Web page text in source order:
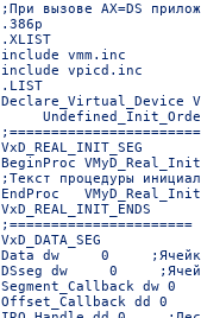
;При вызове AX=DS
.386p
.XLIST
include vmm.inc
include vpicd.inc
.LIST
Declare_Virtual_Device
VxD_REAL_INIT_SEG
BeginProc
;Текст процедуры
EndProc
VxD_REAL_INIT_ENDS
VxD_DATA_SEG
Data dw     0
DSseg dw     0
Segment_Callback dw 0
Offset_Callback dd 0